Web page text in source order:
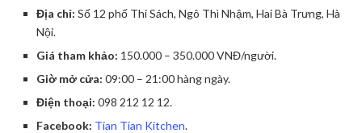
Địa chỉ: Số 12 phố Thi Sách, Ngô Thì Nhậm, Hai Bà Trưng, Hà
Nội.
Giá tham khảo: 150.000 – 350.000 VNĐ/người.
Giờ mở cửa: 09:00 – 21:00 hàng ngày.
Điện thoại: 098 212 12 12.
Facebook: Tian Tian Kitchen.